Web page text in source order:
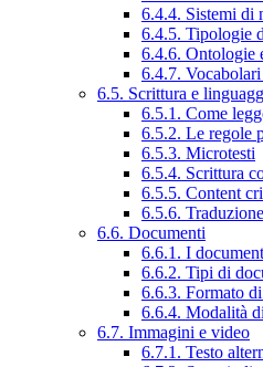
6.4.4. Sistemi di
6.4.5. Tipologie
6.4.6. Ontologie
6.4.7.
6.5. Scrittura e
6.5.1. Come
6.5.2. Le regole
6.5.3. Microtesti
6.5.4. Scrittura
6.5.5. Content
6.5.6.
6.6. Documenti
6.6.1. I
6.6.2. Tipi di
6.6.3. Formato
6.6.4. Modalità
6.7. Immagini e video
6.7.1. Testo